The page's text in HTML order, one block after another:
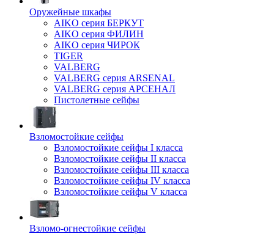
Оружейные шкафы
AIKO серия БЕРКУТ
AIKO серия ФИЛИН
AIKO серия ЧИРОК
TIGER
VALBERG
VALBERG серия ARSENAL
VALBERG серия АРСЕНАЛ
Пистолетные сейфы
Взломостойкие сейфы
Взломостойкие сейфы I класса
Взломостойкие сейфы II класса
Взломостойкие сейфы III класса
Взломостойкие сейфы IV класса
Взломостойкие сейфы V класса
Взломо-огнестойкие сейфы